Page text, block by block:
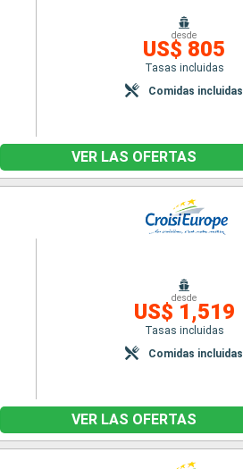
desde
US$ 805
Tasas incluidas
Comidas incluidas
VER LAS OFERTAS
desde
US$ 1,519
Tasas incluidas
Comidas incluidas
VER LAS OFERTAS